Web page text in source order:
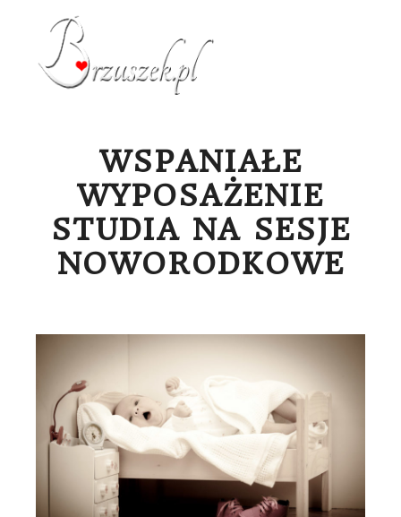
WSPANIAŁE
WYPOSAŻENIE
STUDIA NA SESJE
NOWORODKOWE